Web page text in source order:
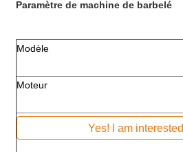
Paramètre de machine de barbelé
Modèle
Moteur
Yes! I am interested